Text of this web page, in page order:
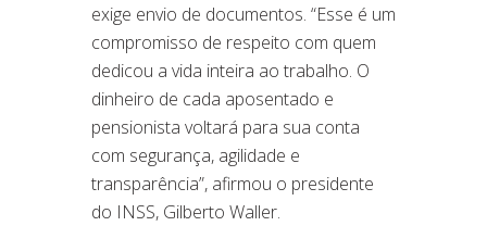
exige envio de documentos. “Esse é um
compromisso de respeito com quem
dedicou a vida inteira ao trabalho. O
dinheiro de cada aposentado e
pensionista voltará para sua conta
com segurança, agilidade e
transparência”, afirmou o presidente
do INSS, Gilberto Waller.